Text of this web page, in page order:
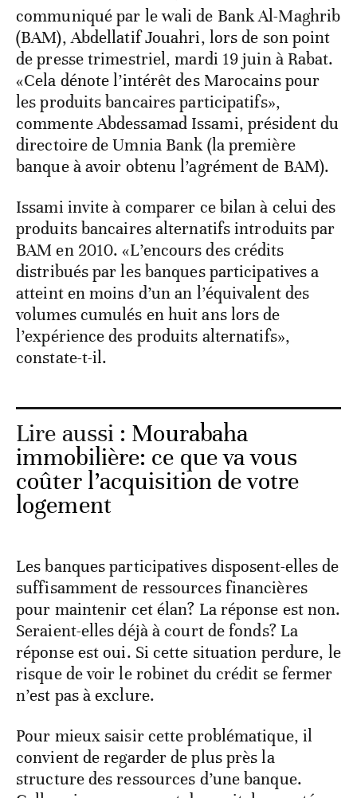
communiqué par le wali de Bank Al-Maghrib
(BAM), Abdellatif Jouahri, lors de son point
de presse trimestriel, mardi 19 juin à Rabat.
«Cela dénote l’intérêt des Marocains pour
les produits bancaires participatifs»,
commente Abdessamad Issami, président du
directoire de Umnia Bank (la première
banque à avoir obtenu l’agrément de BAM).
Issami invite à comparer ce bilan à celui des
produits bancaires alternatifs introduits par
BAM en 2010. «L’encours des crédits
distribués par les banques participatives a
atteint en moins d’un an l’équivalent des
volumes cumulés en huit ans lors de
l’expérience des produits alternatifs»,
constate-t-il.
Lire aussi : Mourabaha
immobilière: ce que va vous
coûter l’acquisition de votre
logement
Les banques participatives disposent-elles de
suffisamment de ressources financières
pour maintenir cet élan? La réponse est non.
Seraient-elles déjà à court de fonds? La
réponse est oui. Si cette situation perdure, le
risque de voir le robinet du crédit se fermer
n’est pas à exclure.
Pour mieux saisir cette problématique, il
convient de regarder de plus près la
structure des ressources d’une banque.